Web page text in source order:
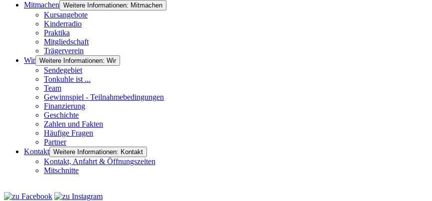
Mitmachen Weitere Informationen: Mitmachen
Kursangebote
Kinderradio
Praktika
Mitgliedschaft
Trägerverein
Wir Weitere Informationen: Wir
Sendegebiet
Tonkuhle ist ...
Team
Gewinnspiel - Teilnahmebedingungen
Finanzierung
Geschichte
Zahlen und Fakten
Häufige Fragen
Partner
Kontakt Weitere Informationen: Kontakt
Kontakt, Anfahrt & Öffnungszeiten
Mitschnitte